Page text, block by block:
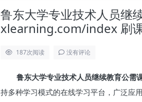
鲁东大学专业技术人员
xlearning.com/index 刷
187次阅读 没有评论
鲁东大学专业技术人员继续教育
持多种学习模式的在线学习平台，广泛应